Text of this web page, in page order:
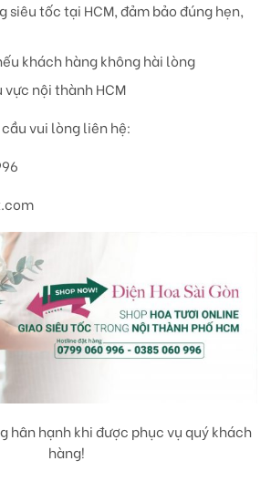
siêu tốc tại HCM, đảm bảo đúng hẹn,
khách hàng không hài lòng
vực nội thành HCM
vui lòng liên hệ:
hân hạnh khi được phục vụ quý khách
hàng!